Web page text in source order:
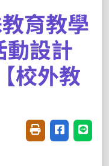
育教學
動設計
校外教
友善列印(開新視
分享至臉書
分享